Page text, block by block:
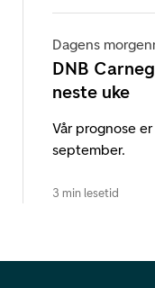
Dagens
DNB
neste uke
Vår prognose
september.
3 min lesetid